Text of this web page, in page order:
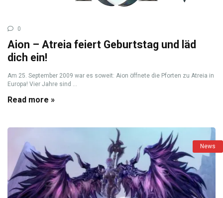
0
Aion – Atreia feiert Geburtstag und läd
dich ein!
Am 25. September 2009 war es soweit: Aion öffnete die Pforten zu Atreia in
Europa! Vier Jahre sind ...
Read more »
News